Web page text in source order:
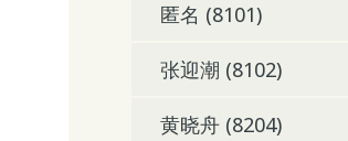
匿名 (8101)
张迎潮 (8102)
黄晓舟 (8204)